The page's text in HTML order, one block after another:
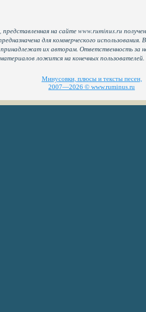
на сайте www.ruminus.ru
для коммерческого
их авторам. Ответственность за
ложится на конечных пользователей.
Минусовки, плюсы и тексты песен,
2007—2026 © www.ruminus.ru